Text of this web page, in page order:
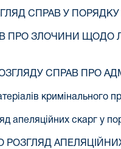
СПРАВ У
ПРО ЗЛОЧИНИ
СПРАВ ПРО
кримінального
апеляційних скарг у
РОЗГЛЯД